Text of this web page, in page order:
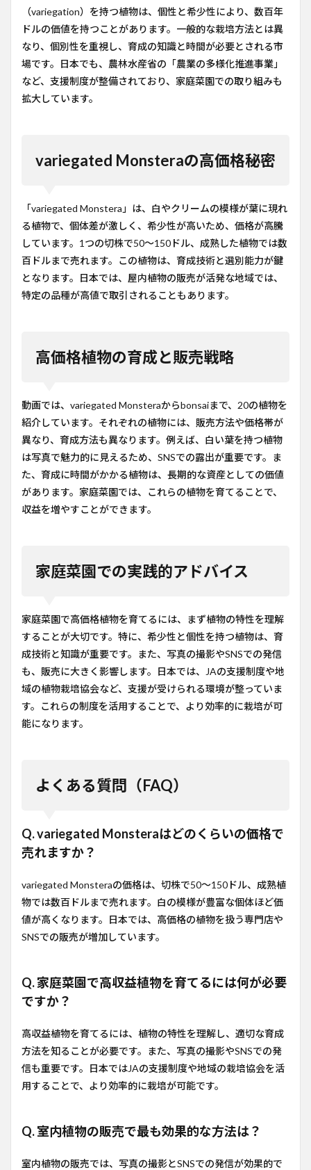
（variegation）を持つ植物は、個性と希少性により、数百年
ドルの価値を持つことがあります。一般的な栽培方法とは異
なり、個別性を重視し、育成の知識と時間が必要とされる市
場です。日本でも、農林水産省の「農業の多様化推進事業」
など、支援制度が整備されており、家庭菜園での取り組みも
拡大しています。
variegated Monsteraの高価格秘密
「variegated Monstera」は、白やクリームの模様が葉に現れ
る植物で、個体差が激しく、希少性が高いため、価格が高騰
しています。1つの切株で50～150ドル、成熟した植物では数
百ドルまで売れます。この植物は、育成技術と選別能力が鍵
となります。日本では、屋内植物の販売が活発な地域では、
特定の品種が高値で取引されることもあります。
高価格植物の育成と販売戦略
動画では、variegated Monsteraからbonsaiまで、20の植物を
紹介しています。それぞれの植物には、販売方法や価格帯が
異なり、育成方法も異なります。例えば、白い葉を持つ植物
は写真で魅力的に見えるため、SNSでの露出が重要です。ま
た、育成に時間がかかる植物は、長期的な資産としての価値
があります。家庭菜園では、これらの植物を育てることで、
収益を増やすことができます。
家庭菜園での実践的アドバイス
家庭菜園で高価格植物を育てるには、まず植物の特性を理解
することが大切です。特に、希少性と個性を持つ植物は、育
成技術と知識が重要です。また、写真の撮影やSNSでの発信
も、販売に大きく影響します。日本では、JAの支援制度や地
域の植物栽培協会など、支援が受けられる環境が整っていま
す。これらの制度を活用することで、より効率的に栽培が可
能になります。
よくある質問（FAQ）
Q. variegated Monsteraはどのくらいの価格で
売れますか？
variegated Monsteraの価格は、切株で50～150ドル、成熟植
物では数百ドルまで売れます。白の模様が豊富な個体ほど価
値が高くなります。日本では、高価格の植物を扱う専門店や
SNSでの販売が増加しています。
Q. 家庭菜園で高収益植物を育てるには何が必要
ですか？
高収益植物を育てるには、植物の特性を理解し、適切な育成
方法を知ることが必要です。また、写真の撮影やSNSでの発
信も重要です。日本ではJAの支援制度や地域の栽培協会を活
用することで、より効率的に栽培が可能です。
Q. 室内植物の販売で最も効果的な方法は？
室内植物の販売では、写真の撮影とSNSでの発信が効果的で